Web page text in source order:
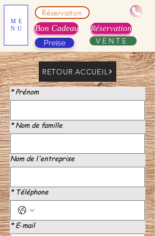
ME
NU
Réservation
Bon Cadeau
Preise
Réservation
VENTE
RETOUR ACCUEIL
* Prénom
* Nom de famille
Nom de l'entreprise
* Téléphone
* E‑mail